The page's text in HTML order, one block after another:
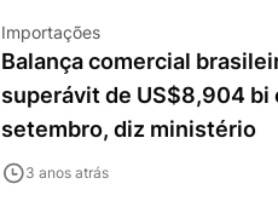
Importações
Balança comercial
superávit de US$8,904 bi
setembro, diz ministério
3 anos atrás